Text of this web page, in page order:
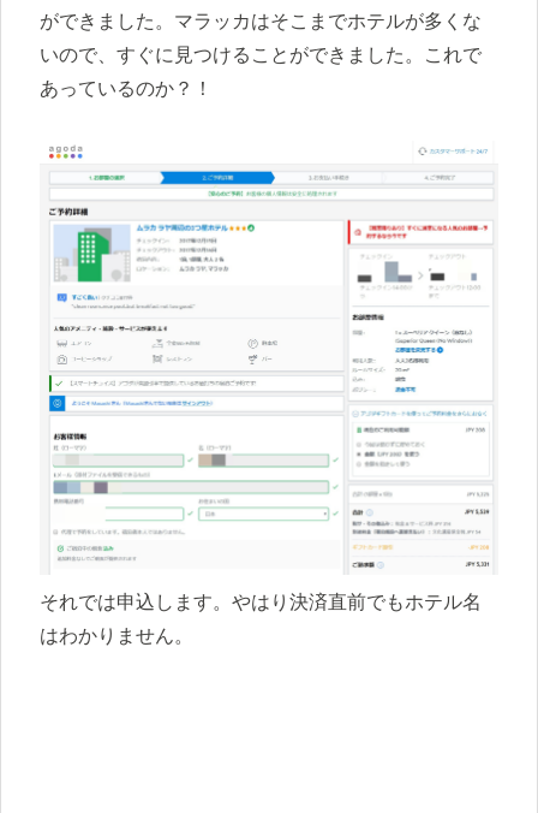
ができました。マラッカはそこまでホテルが多くな
いので、すぐに見つけることができました。これで
あっているのか？！
それでは申込します。やはり決済直前でもホテル名
はわかりません。